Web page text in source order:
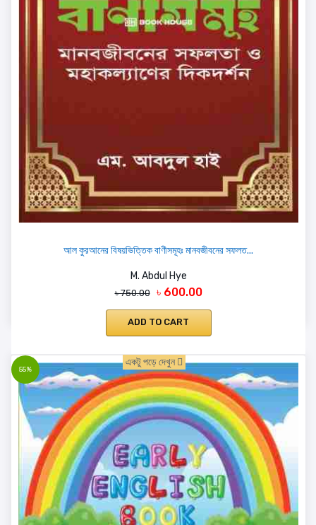
আল কুরআনের বিষয়ভিত্তিক বাণীসমূহঃ মানবজীবনের সফলত...
M. Abdul Hye
৳ 750.00 ৳ 600.00
ADD TO CART
55%
একটু পড়ে দেখুন